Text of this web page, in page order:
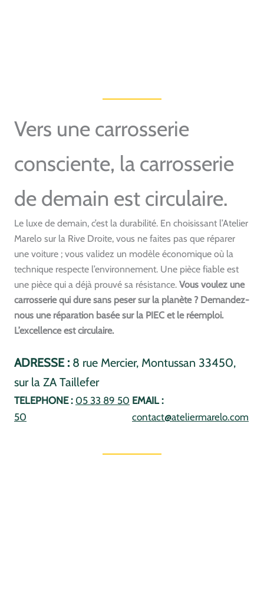
Vers une carrosserie
consciente, la carrosserie
de demain est circulaire.
Le luxe de demain, c’est la durabilité. En choisissant l’Atelier
Marelo sur la Rive Droite, vous ne faites pas que réparer
une voiture ; vous validez un modèle économique où la
technique respecte l’environnement. Une pièce fiable est
une pièce qui a déjà prouvé sa résistance. Vous voulez une
carrosserie qui dure sans peser sur la planète ? Demandez-
nous une réparation basée sur la PIEC et le réemploi.
L’excellence est circulaire.
ADRESSE : 8 rue Mercier, Montussan 33450,
sur la ZA Taillefer
TELEPHONE : 05 33 89 50
50
EMAIL :
contact@ateliermarelo.com